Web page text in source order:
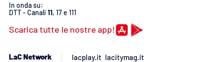
In onda su:
DTT - Canali 11, 17 e 111
Scarica tutte le nostre app!
LaC Network
lacplay.it lacitymag.it